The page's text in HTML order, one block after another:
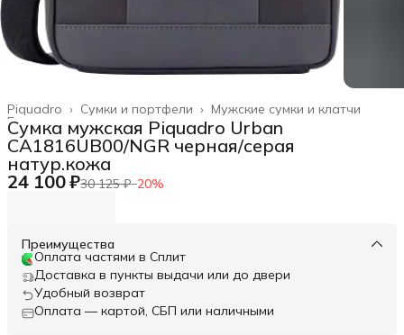
Мужские сумки и клатчи
Сумки и портфели ›
Piquadro ›
Главная
Сумка мужская Piquadro Urban
CA1816UB00/NGR черная/серая
натур.кожа
24 100 ₽30 125 ₽−20%
Преимущества
Оплата частями в Сплит
Доставка в пункты выдачи или до двери
Удобный возврат
Оплата — картой, СБП или наличными